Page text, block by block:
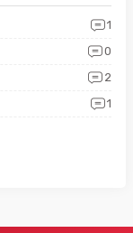
1
0
2
1